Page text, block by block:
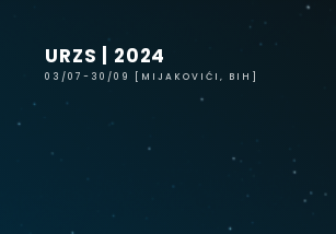
contentURZS | 2024
03/07-30/09 [MIJAKOVIĆI, BIH]